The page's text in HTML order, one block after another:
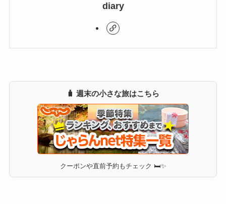
diary
🧳 週末の小さな旅はこちら
クーポンや直前予約もチェック 🛏✨